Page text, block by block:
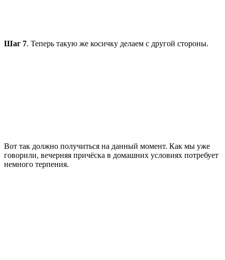
Шаг 7. Теперь такую же косичку делаем с другой стороны.
Вот так должно получиться на данный момент. Как мы уже
говорили, вечерняя причёска в домашних условиях потребует
немного терпения.